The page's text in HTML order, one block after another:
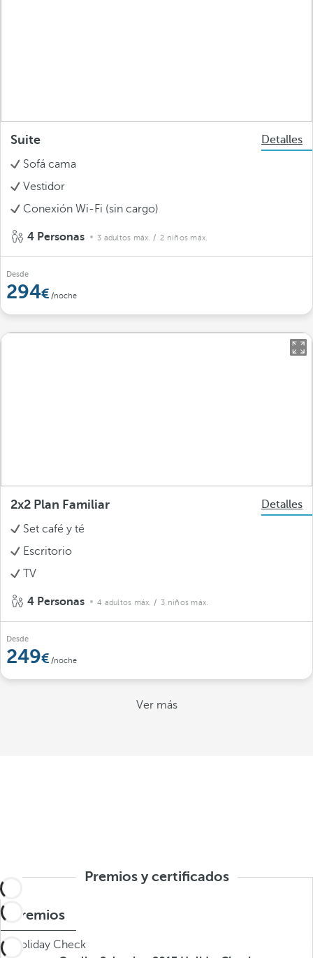
Suite
Detalles
Sofá cama
Vestidor
Conexión Wi-Fi (sin cargo)
4 Personas 3 adultos máx. / 2 niños máx.
Desde
294 /noche
2x2 Plan Familiar
Detalles
Set café y té
Escritorio
TV
4 Personas 4 adultos máx. / 3 niños máx.
Desde
249 /noche
Ver más
Premios y certificados
Premios